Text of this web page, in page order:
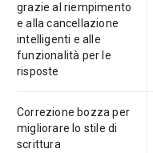
grazie al riempimento
e alla cancellazione
intelligenti e alle
funzionalità per le
risposte
Correzione bozza per
migliorare lo stile di
scrittura